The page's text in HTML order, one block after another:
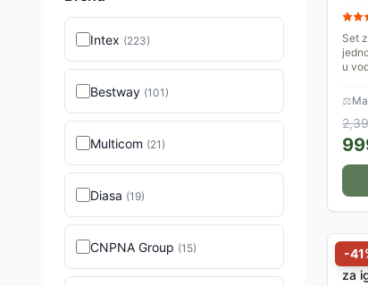
Intex (223)
Bestway (101)
Multicom (21)
Diasa (19)
CNPNA Group (15)
Set
u
⚖
-41
za